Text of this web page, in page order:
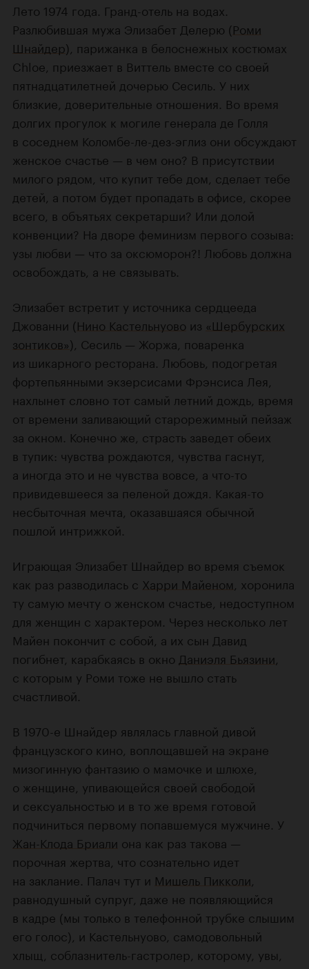
Лето 1974 года. Гранд-отель на водах.
Разлюбившая мужа Элизабет Делерю (Роми
Шнайдер), парижанка в белоснежных костюмах
Chloe, приезжает в Виттель вместе со своей
пятнадцатилетней дочерью Сесиль. У них
близкие, доверительные отношения. Во время
долгих прогулок к могиле генерала де Голля
в соседнем Коломбе-ле-дез-эглиз они обсуждают
женское счастье — в чем оно? В присутствии
милого рядом, что купит тебе дом, сделает тебе
детей, а потом будет пропадать в офисе, скорее
всего, в объятьях секретарши? Или долой
конвенции? На дворе феминизм первого созыва:
узы любви — что за оксюморон?! Любовь должна
освобождать, а не связывать.
Элизабет встретит у источника сердцееда
Джованни (Нино Кастельнуово из «Шербурских
зонтиков»), Сесиль — Жоржа, поваренка
из шикарного ресторана. Любовь, подогретая
фортепьянными экзерсисами Фрэнсиса Лея,
нахлынет словно тот самый летний дождь, время
от времени заливающий старорежимный пейзаж
за окном. Конечно же, страсть заведет обеих
в тупик: чувства рождаются, чувства гаснут,
а иногда это и не чувства вовсе, а что-то
привидевшееся за пеленой дождя. Какая-то
несбыточная мечта, оказавшаяся обычной
пошлой интрижкой.
Играющая Элизабет Шнайдер во время съемок
как раз разводилась с Харри Майеном , хоронила
ту самую мечту о женском счастье, недоступном
для женщин с характером. Через несколько лет
Майен покончит с собой, а их сын Давид
погибнет, карабкаясь в окно Даниэля Бьязини
с которым у Роми тоже не вышло стать
счастливой.
В 1970-е Шнайдер являлась главной дивой
французского кино, воплощавшей на экране
мизогинную фантазию о мамочке и шлюхе,
о женщине, упивающейся своей свободой
и сексуальностью и в то же время готовой
подчиниться первому попавшемуся мужчине. У
Жан-Клода Бриали она как раз такова —
порочная жертва, что сознательно идет
на заклание. Палач тут и Мишель Пикколи
равнодушный супруг, даже не появляющийся
в кадре (мы только в телефонной трубке слышим
его голос), и Кастельнуово, самодовольный
хлыщ, соблазнитель-гастролер, которому, увы,